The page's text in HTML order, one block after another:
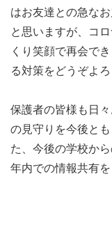
はお友達との急な
と思いますが、コ
くり笑顔で再会で
る対策をどうぞよ
保護者の皆様も日
の見守りを今後と
た、今後の学校か
年内での情報共有